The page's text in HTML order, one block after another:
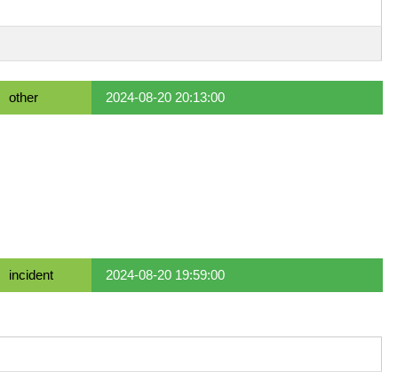
other 2024-08-20 20:13:00
incident 2024-08-20 19:59:00